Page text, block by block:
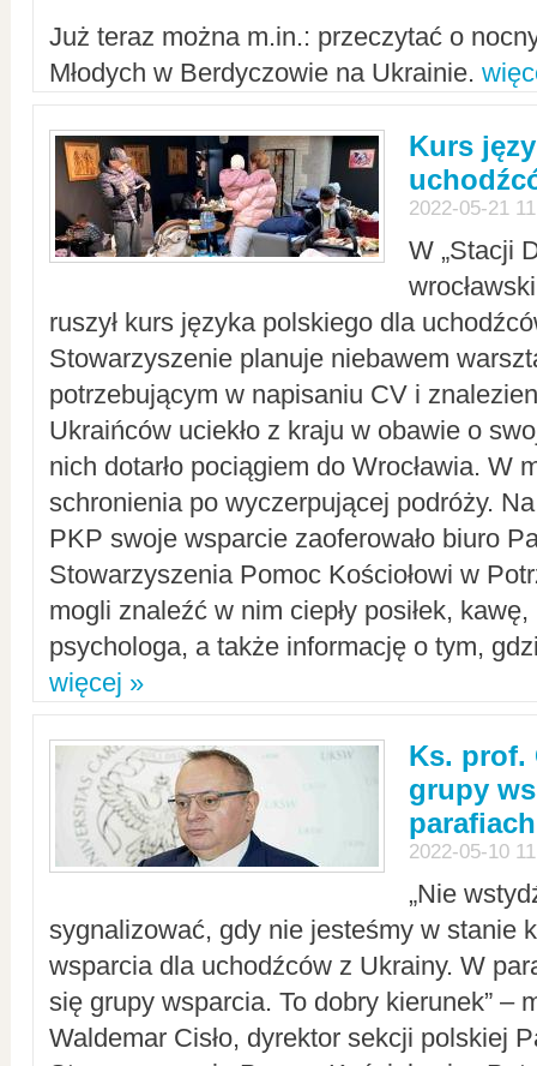
Już teraz można m.in.: przeczytać o
Młodych w Berdyczowie na Ukrainie.
Kurs
2022-05-21
W „Stacji
ruszył kurs języka polskiego dla
Stowarzyszenie planuje niebawem
potrzebującym w napisaniu CV i
Ukraińców uciekło z kraju w obawie o
nich dotarło pociągiem do Wrocławia. W
schronienia po wyczerpującej podróży.
PKP swoje wsparcie zaoferowało biuro
Stowarzyszenia Pomoc Kościołowi w
mogli znaleźć w nim ciepły posiłek,
psychologa, a także informację o tym,
więcej »
Ks. prof.
grupy
parafiach
2022-05-10
„Nie
sygnalizować, gdy nie jesteśmy w stanie
wsparcia dla uchodźców z Ukrainy. W
się grupy wsparcia. To dobry kierunek” –
Waldemar Cisło, dyrektor sekcji polskiej